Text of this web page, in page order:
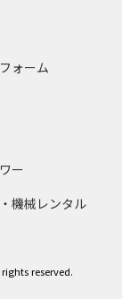
ォーム
ー
機械レンタル
reserved.